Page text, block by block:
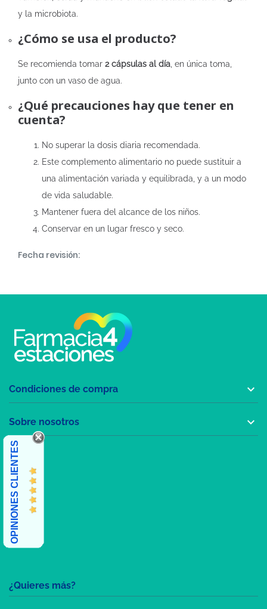
y la microbiota.
¿Cómo se usa el producto?
Se recomienda tomar 2 cápsulas al día , en única toma,
junto con un vaso de agua.
¿Qué precauciones hay que tener en
cuenta?
No superar la dosis diaria recomendada.
Este complemento alimentario no puede sustituir a
una alimentación variada y equilibrada, y a un modo
de vida saludable.
Mantener fuera del alcance de los niños.
Conservar en un lugar fresco y seco.
Fecha revisión:
¿Quieres más?
Condiciones de compra 
Sobre nosotros 
OPINIONES CLIENTES